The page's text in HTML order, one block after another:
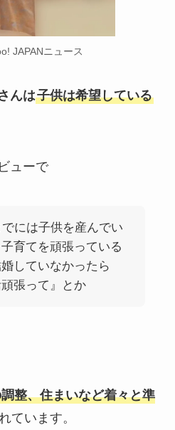
JAPANニュース
んは子供は希望している
ューで
には子供を産んでい
育てを頑張っている
していなかったら
頑張って』とか
整、住まいなど着々と準
ています。